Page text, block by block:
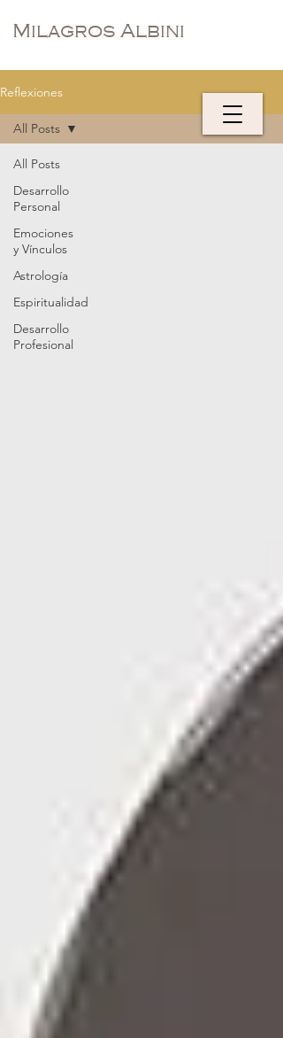
Milagros Albini
Reflexiones
All Posts
Desarrollo
Personal
Emociones
y Vínculos
Astrología
Espiritualidad
Desarrollo
Profesional
All Posts